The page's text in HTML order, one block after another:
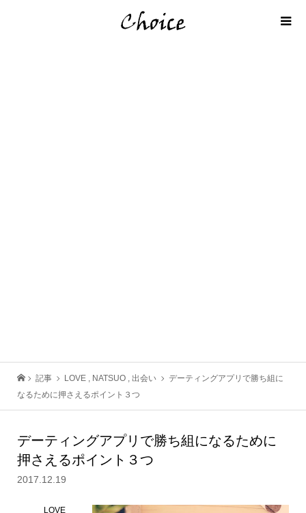
記事 LOVE , NATSUO , 出会い
デーティングアプリで勝ち組に
なるために押さえるポイント３つ
デーティングアプリで勝ち組になるために
押さえるポイント３つ
2017.12.19
LOVE